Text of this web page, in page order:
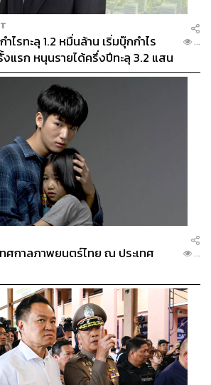
ไรทะลุ 1.2 หมื่นล้าน เริ่มบุ๊กกำไร
งแรก หนุนรายได้ครึ่งปีทะลุ 3.2 แสน
...
ศกาลภาพยนตร์ไทย ณ ประเทศ
...